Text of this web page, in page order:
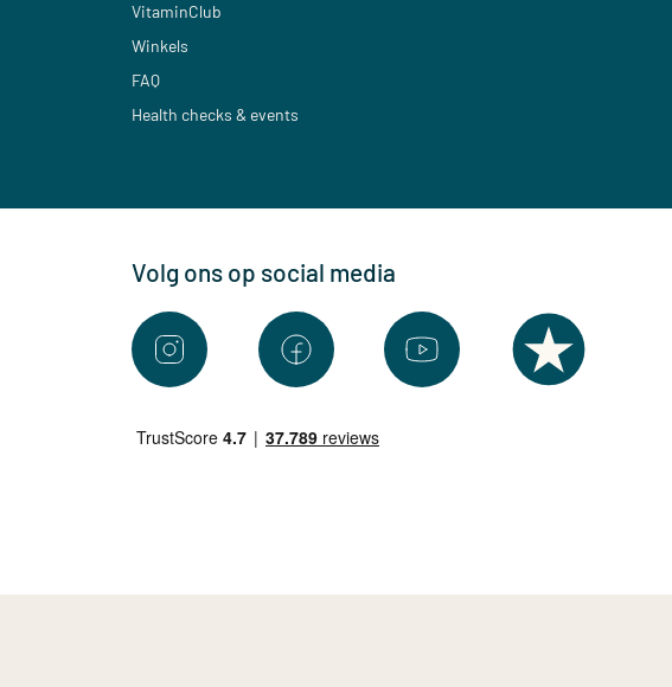
VitaminClub
Winkels
FAQ
Health checks & events
Volg ons op social media